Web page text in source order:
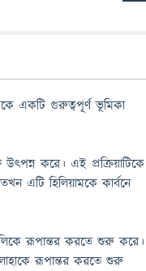
একটি গুরুত্বপূর্ণ ভূমিকা
করে। এই প্রক্রিয়াটিকে
এটি হিলিয়ামকে কার্বনে
রূপান্তর করতে শুরু করে।
রূপান্তর করতে শুরু